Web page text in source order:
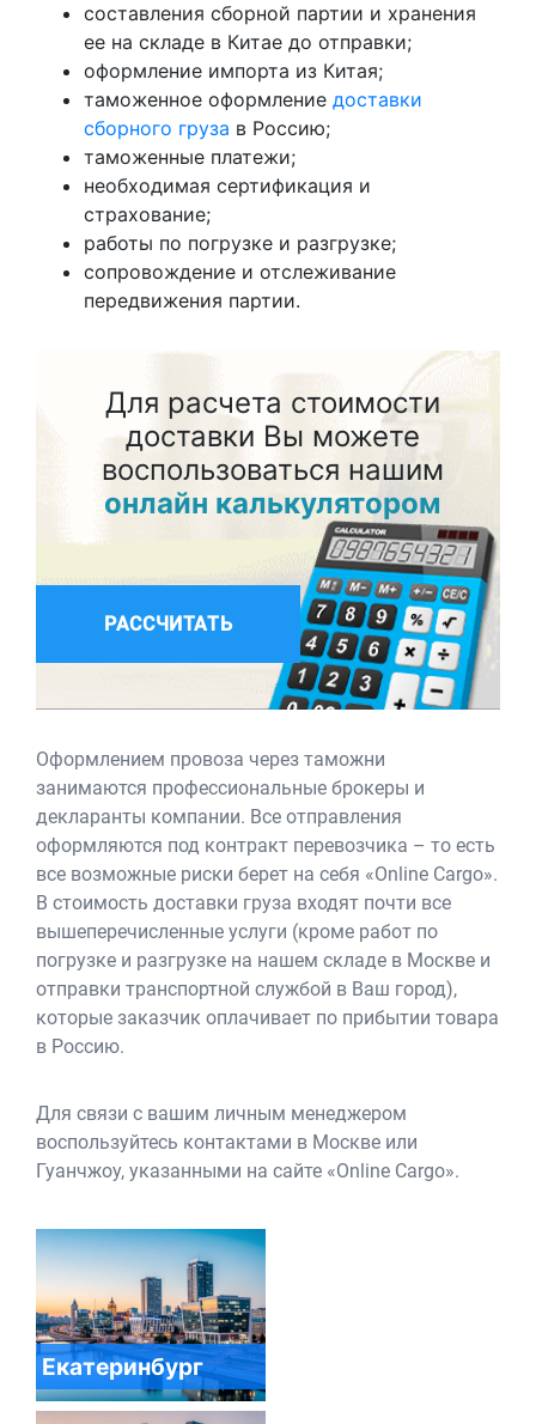
составления сборной партии и хранения
ее на складе в Китае до отправки;
оформление импорта из Китая;
таможенное оформление доставки
сборного груза в Россию;
таможенные платежи;
необходимая сертификация и
страхование;
работы по погрузке и разгрузке;
сопровождение и отслеживание
передвижения партии.
Для расчета стоимости
доставки Вы можете
воспользоваться нашим
онлайн калькулятором
РАССЧИТАТЬ
Оформлением провоза через таможни
занимаются профессиональные брокеры и
декларанты компании. Все отправления
оформляются под контракт перевозчика – то есть
все возможные риски берет на себя «Online Cargo».
В стоимость доставки груза входят почти все
вышеперечисленные услуги (кроме работ по
погрузке и разгрузке на нашем складе в Москве и
отправки транспортной службой в Ваш город),
которые заказчик оплачивает по прибытии товара
в Россию.
Для связи с вашим личным менеджером
воспользуйтесь контактами в Москве или
Гуанчжоу, указанными на сайте «Online Cargo».
Екатеринбург